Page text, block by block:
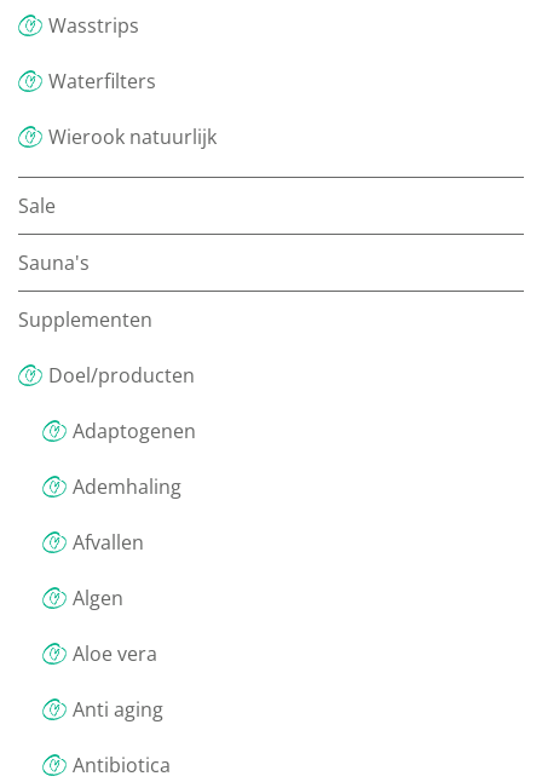
Wasstrips
Waterfilters
Wierook natuurlijk
Sale
Sauna's
Supplementen
Doel/producten
Adaptogenen
Ademhaling
Afvallen
Algen
Aloe vera
Anti aging
Antibiotica